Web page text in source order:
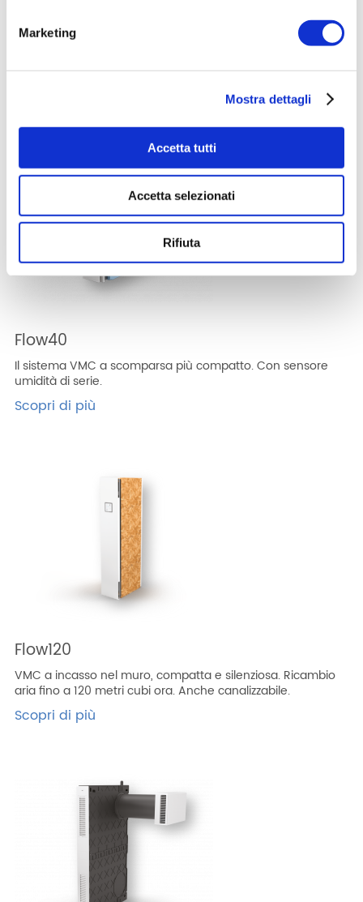
Marketing
Mostra dettagli
Accetta tutti
Accetta selezionati
Rifiuta
Flow ULTRA
VMC a parete per il retrofit in spazi abitativi e piccoli uffici.
Flow40
Il sistema VMC a scomparsa più compatto. Con sensore
umidità di serie.
Scopri di più
Flow120
VMC a incasso nel muro, compatta e silenziosa. Ricambio
aria fino a 120 metri cubi ora. Anche canalizzabile.
Scopri di più